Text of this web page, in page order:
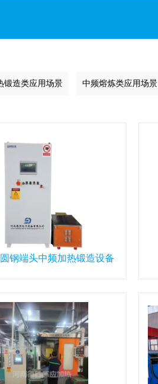
锻造类应用场景 中频熔炼类应用场景
钢端头中频加热锻造设备